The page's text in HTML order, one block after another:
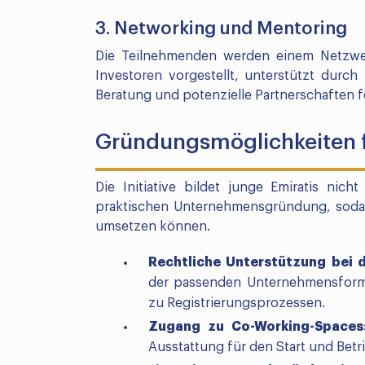
3. Networking und Mentoring
Die Teilnehmenden werden einem
Investoren vorgestellt, unterstützt durch
Beratung und potenzielle Partnerschaften
Gründungsmöglichkeiten
Die Initiative bildet junge Emiratis
praktischen Unternehmensgründung,
umsetzen können.
Rechtliche Unterstützung bei
der passenden
zu Registrierungsprozessen.
Zugang zu Co-Working-
Ausstattung für den Start und